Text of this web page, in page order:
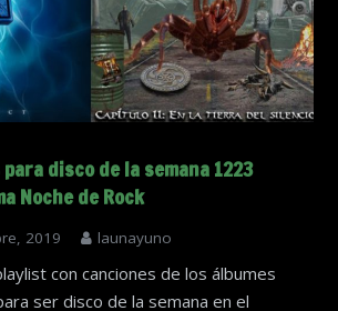
disco de la semana 1223
Noche de Rock
2019 launayuno
con canciones de los álbumes
ser disco de la semana en el